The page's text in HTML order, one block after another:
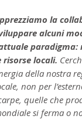
la
alcuni
paradigma:
risorse locali.
della nostra
non per
quelle che
si ferma o